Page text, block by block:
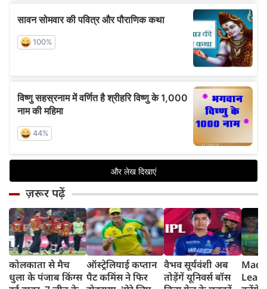
ज़रूर पढ़ें
कोलकाता से मैच
धुला के पंजाब किंग्स
ऑस्ट्रेलियाई कप्तान
पैट कमिंस ने फिर
वैभव सूर्यवंशी अब
तोड़ेंगें यूनिवर्स बॉस